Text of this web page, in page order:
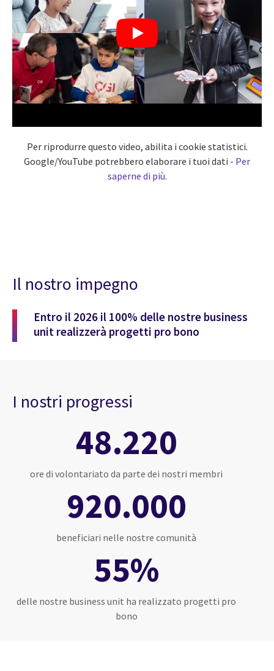
Per riprodurre questo video, abilita i cookie statistici.
Google/YouTube potrebbero elaborare i tuoi dati - Per
saperne di più.
Il nostro impegno
Entro il 2026 il 100% delle nostre business
unit realizzerà progetti pro bono
I nostri progressi
48.220
ore di volontariato da parte dei nostri membri
920.000
beneficiari nelle nostre comunità
55%
delle nostre business unit ha realizzato progetti pro
bono